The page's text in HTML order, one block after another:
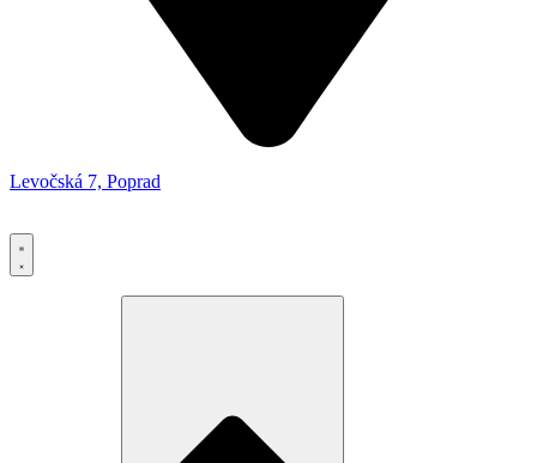
Levočská 7, Poprad